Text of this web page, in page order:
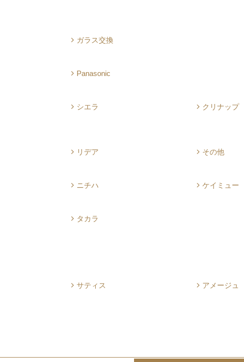
ガラス交換
Panasonic
シエラ
クリナップ
リデア その他
ニチハ ケイミュー
タカラ
サティス
アメージュ